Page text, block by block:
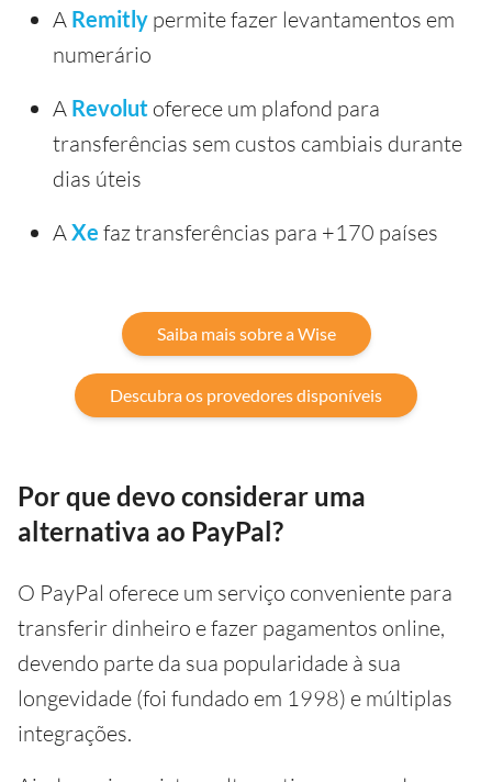
A Remitly permite fazer levantamentos em
numerário
A Revolut oferece um plafond para
transferências sem custos cambiais durante
dias úteis
AXe faz transferências para +170 países
Saiba mais sobre a Wise
Descubra os provedores disponíveis
Por que devo considerar uma
alternativa ao PayPal?
O PayPal oferece um serviço conveniente para
transferir dinheiro e fazer pagamentos online,
devendo parte da sua popularidade à sua
longevidade (foi fundado em 1998) e múltiplas
integrações.